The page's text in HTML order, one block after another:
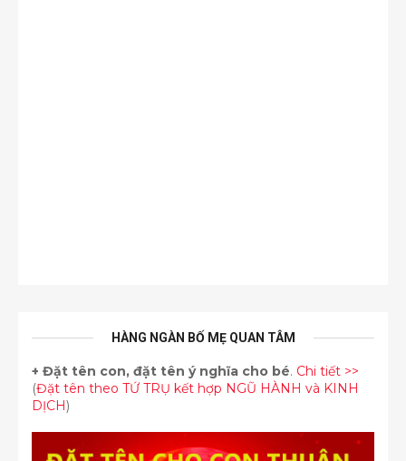
HÀNG NGÀN BỐ MẸ QUAN TÂM
+ Đặt tên con, đặt tên ý nghĩa cho bé. Chi tiết >>
(Đặt tên theo TỨ TRỤ kết hợp NGŨ HÀNH và KINH
DỊCH)